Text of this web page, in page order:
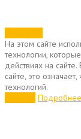
На этом сайте
технологии,
действиях на
сайте, это
технологий.
Подробнее